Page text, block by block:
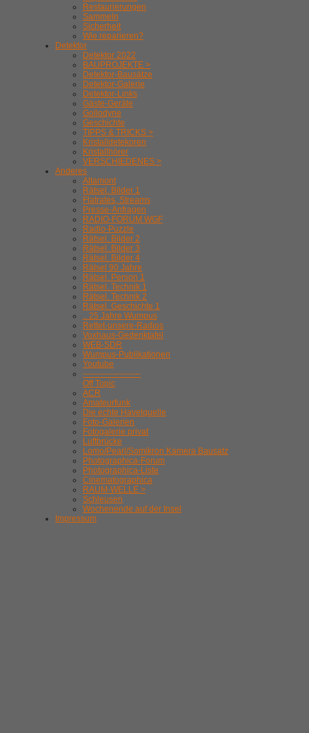
Restaurierungen
Sammeln
Sicherheit
Wie reparieren?
Detektor
Detektor 2022
BAUPROJEKTE >
Detektor-Bausätze
Detektor-Galerie
Detektor-Links
Gäste-Geräte
Gollodyne
Geschichte
TIPPS & TRICKS >
Kristalldetekoren
Kristallhörer
VERSCHIEDENES >
Anderes
Altamont
Rätsel. Bilder 1
Flatrates, Streams
Presse-Anfragen
RADIO-FORUM WGF
Radio-Puzzle
Rätsel. Bilder 2
Rätsel. Bilder 3
Rätsel. Bilder 4
Rätsel 90 Jahre
Rätsel. Person 1
Rätsel. Technik 1
Rätsel. Technik 2
Rätsel. Geschichte 1
.. 25 Jahre Wumpus
Rettet-unsere-Radios
Voxhaus-Gedenktafel
WEB-SDR
Wumpus-Publikationen
Youtube
---------------------
Off Topic
ACR
Amateurfunk
Die echte Havelquelle
Foto-Galerien
Fotogalerie privat
Luftbrücke
Lomo/Pearl/Somikron Kamera Bausatz
Photographica-Forum
Photographica-Liste
Cinematographica
RAUM-WELLE >
Schleusen
Wochenende auf der Insel
Impressum